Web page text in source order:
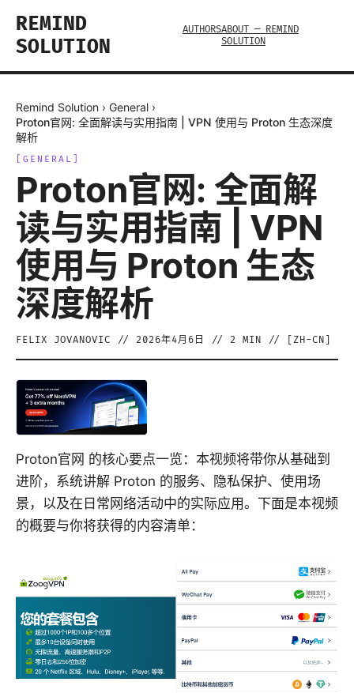
REMIND
SOLUTION
AUTHORSABOUT — REMIND
SOLUTION
Remind Solution › General ›
Proton官网: 全面解读与实用指南 | VPN 使用与 Proton 生态深度
解析
GENERAL
Proton官网: 全面解
读与实用指南 | VPN
使用与 Proton 生态
深度解析
FELIX JOVANOVIC // 2026年4月6日 // 2 MIN // [ ZH-CN
Proton官网 的核心要点一览：本视频将带你从基础到
进阶，系统讲解 Proton 的服务、隐私保护、使用场
景，以及在日常网络活动中的实际应用。下面是本视频
的概要与你将获得的内容清单：